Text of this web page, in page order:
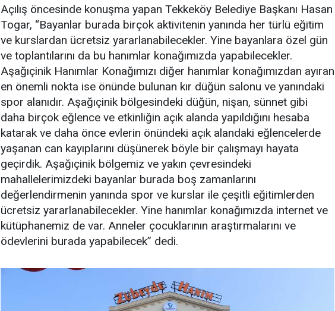
Açılış öncesinde konuşma yapan Tekkeköy Belediye Başkanı Hasan
Togar, “Bayanlar burada birçok aktivitenin yanında her türlü eğitim
ve kurslardan ücretsiz yararlanabilecekler. Yine bayanlara özel gün
ve toplantılarını da bu hanımlar konağımızda yapabilecekler.
Aşağıçinik Hanımlar Konağımızı diğer hanımlar konağımızdan ayıran
en önemli nokta ise önünde bulunan kır düğün salonu ve yanındaki
spor alanıdır. Aşağıçinik bölgesindeki düğün, nişan, sünnet gibi
daha birçok eğlence ve etkinliğin açık alanda yapıldığını hesaba
katarak ve daha önce evlerin önündeki açık alandaki eğlencelerde
yaşanan can kayıplarını düşünerek böyle bir çalışmayı hayata
geçirdik. Aşağıçinik bölgemiz ve yakın çevresindeki
mahallelerimizdeki bayanlar burada boş zamanlarını
değerlendirmenin yanında spor ve kurslar ile çeşitli eğitimlerden
ücretsiz yararlanabilecekler. Yine hanımlar konağımızda internet ve
kütüphanemiz de var. Anneler çocuklarının araştırmalarını ve
ödevlerini burada yapabilecek” dedi.